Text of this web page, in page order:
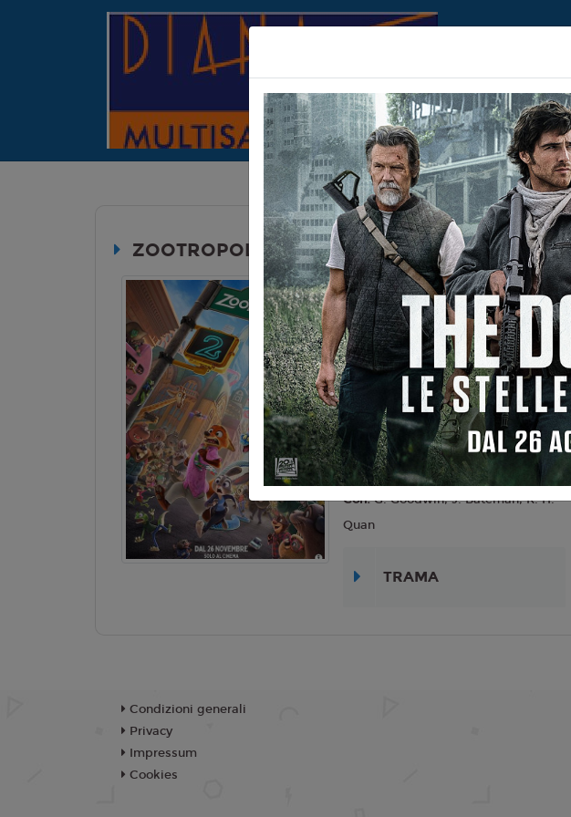
Home | Biglietteria
ZOOTROPOLIS 2 (ZOOTOPIA 2)
Durata: 107 min
Genere:
Animazione, Avventura
Lingua:Italiano
Regia:B. Howard, R. Moore, J. Bush
Anno:2025
Con:G. Goodwin, J. Bateman, K. H.
Quan
TRAMA
Condizioni generali
Privacy
Impressum
Cookies